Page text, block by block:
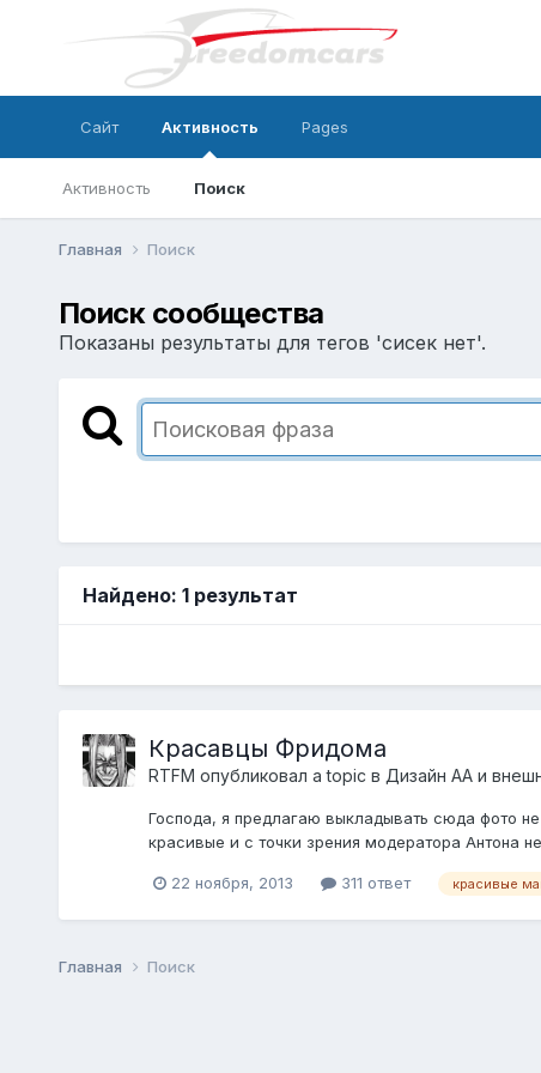
Сайт Активность
Активность Поиск
Pages
Главная Поиск
Поиск сообщества
Показаны результаты для тегов 'сисек нет'.
Найдено: 1 результат
Красавцы Фридома
RTFM опубликовал a topic в Дизайн АА и
Господа, я предлагаю выкладывать сюда фото
красивые и с точки зрения модератора Антона
22 ноября, 2013 311 ответ красивые
Главная Поиск